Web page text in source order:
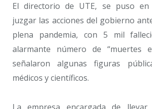
El directorio de UTE, se puso en
juzgar las acciones del gobierno
plena pandemia, con 5 mil
alarmante número de “muertes
señalaron algunas figuras
médicos y científicos.